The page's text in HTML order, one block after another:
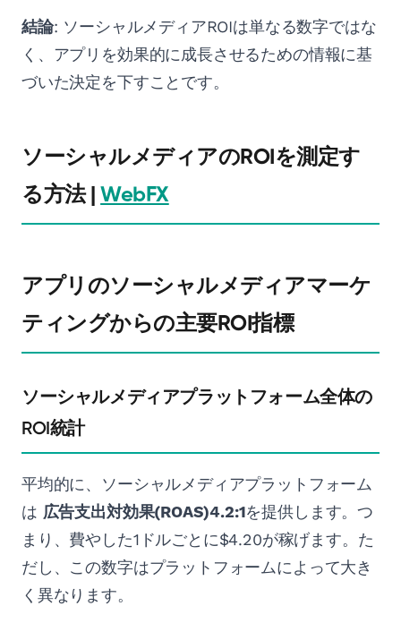
結論: ソーシャルメディアROIは単なる数字ではな
く、アプリを効果的に成長させるための情報に基
づいた決定を下すことです。
ソーシャルメディアのROIを測定す
る方法 |WebFX
アプリのソーシャルメディアマーケ
ティングからの主要ROI指標
ソーシャルメディアプラットフォーム全体の
ROI統計
平均的に、ソーシャルメディアプラットフォーム
は 広告支出対効果(ROAS)4.2:1を提供します。つ
まり、費やした1ドルごとに$4.20が稼げます。た
だし、この数字はプラットフォームによって大き
く異なります。